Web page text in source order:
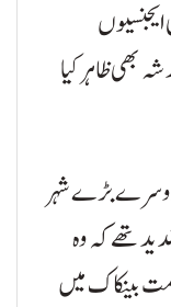
بھی ظاہر کیا
دوسرے بڑے شہر
تھے کہ وہ
بینکاک میں